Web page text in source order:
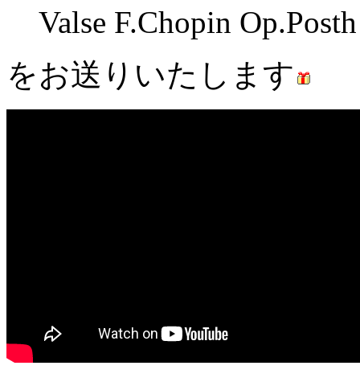
Valse F.Chopin Op.Posth
をお送りいたします